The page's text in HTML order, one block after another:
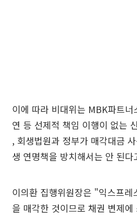
이에 따라 비대위는 MBK파트
연 등 선제적 책임 이행이 없는
, 회생법원과 정부가 매각대금
생 연명책을 방치해서는 안 된다
이의환 집행위원장은 "익스프레
을 매각한 것이므로 채권 변제